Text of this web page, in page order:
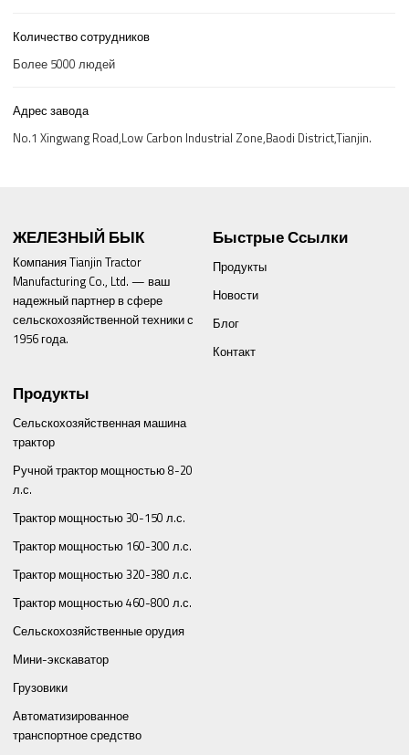
Количество сотрудников
Более 5000 людей
Адрес завода
No.1 Xingwang Road,Low Carbon Industrial Zone,Baodi District,Tianjin.
ЖЕЛЕЗНЫЙ БЫК
Компания Tianjin Tractor
Manufacturing Co., Ltd. — ваш
надежный партнер в сфере
сельскохозяйственной техники с
1956 года.
Быстрые Ссылки
Продукты
Новости
Блог
Контакт
Продукты
Сельскохозяйственная машина
трактор
Ручной трактор мощностью 8-20
л.с.
Трактор мощностью 30-150 л.с.
Трактор мощностью 160-300 л.с.
Трактор мощностью 320-380 л.с.
Трактор мощностью 460-800 л.с.
Сельскохозяйственные орудия
Мини-экскаватор
Грузовики
Автоматизированное
транспортное средство